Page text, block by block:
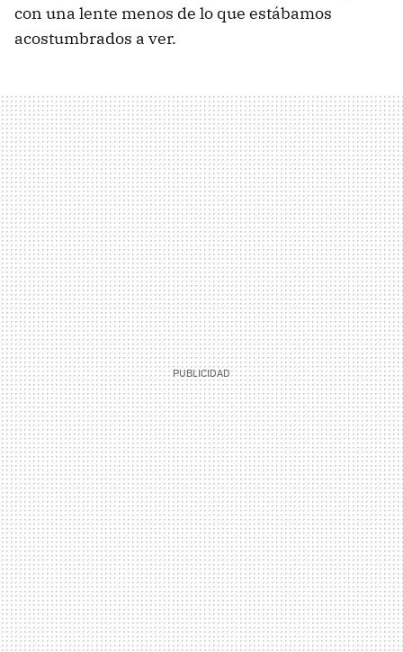
con una lente menos de lo que estábamos
acostumbrados a ver.